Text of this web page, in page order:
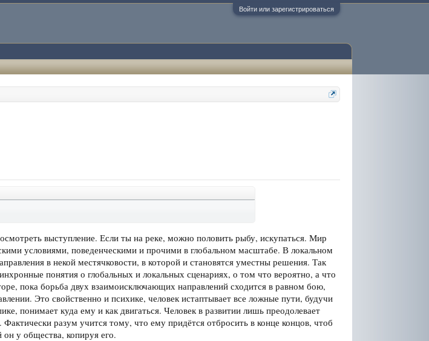
Войти или зарегистрироваться
выступление. Если ты на реке, можно половить рыбу, искупаться. Мир
условиями, поведенческими и прочими в глобальном масштабе. В локальном
в некой местячковости, в которой и становятся уместны решения. Так
понятия о глобальных и локальных сценариях, о том что вероятно, а что
пока борьба двух взаимоисключающих направлений сходится в равном бою,
Это свойственно и психике, человек истаптывает все ложные пути, будучи
понимает куда ему и как двигаться. Человек в развитии лишь преодолевает
разум учится тому, что ему придётся отбросить в конце концов, чтоб
он у общества, копируя его.